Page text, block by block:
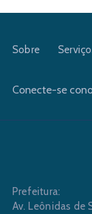
Sobre
Conecte-se
Prefeitura:
Av. Leônidas de